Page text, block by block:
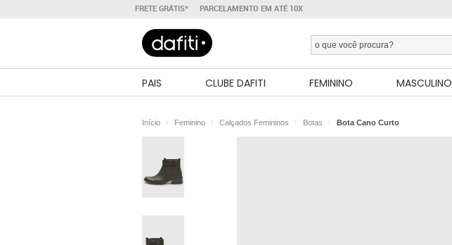
FRETE GRÁTIS* PARCELAMENTO EM ATÉ 10X
PAIS CLUBE DAFITI FEMININO MASCULINO
Início Feminino Calçados Femininos Botas Bota Cano Curto